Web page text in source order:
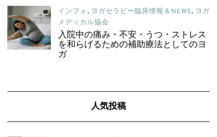
インフォ , ヨガセラピー臨床情報＆NEWS, ヨガ
メディカル協会
入院中の痛み・不安・うつ・ストレス
を和らげるための補助療法としてのヨ
ガ
人気投稿